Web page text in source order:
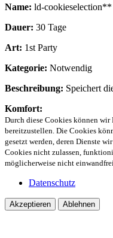
Name: ld-cookieselection**
Dauer: 30 Tage
Art: 1st Party
Kategorie: Notwendig
Beschreibung: Speichert
Komfort:
Durch diese Cookies können
bereitzustellen. Die Cookies
gesetzt werden, deren Dienste
Cookies nicht zulassen,
möglicherweise nicht einwandfrei.
Datenschutz
Akzeptieren Ablehnen